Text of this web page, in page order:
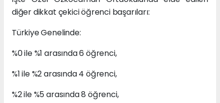
diğer dikkat çekici öğrenci başarıları:
Türkiye Genelinde:
%0 ile %1 arasında 6 öğrenci,
%1 ile %2 arasında 4 öğrenci,
%2 ile %5 arasında 8 öğrenci,